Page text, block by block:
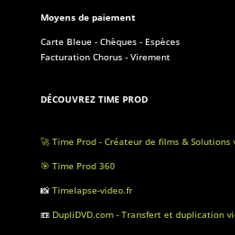
Moyens de paiement
Carte Bleue - Chèques - Espèces
Facturation Chorus - Virement
DÉCOUVREZ TIME PROD
🚀 Time Prod - Créateur de films & Solutions
🎯 Time Prod 360
📸 Timelapse-video.fr
📼 DupliDVD.com - Transfert et duplication